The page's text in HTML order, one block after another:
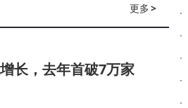
更多>
长，去年首破7万家